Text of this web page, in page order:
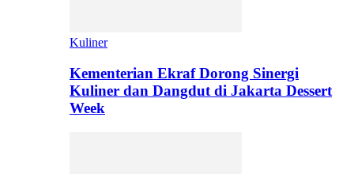
Kuliner
Kementerian Ekraf Dorong Sinergi
Kuliner dan Dangdut di Jakarta Dessert
Week